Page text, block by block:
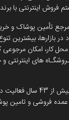
فروش اینترنتی با
مرجع تأمین پوشاک و
بازارها، بیشترین
های اینترنتی
اینکه با پشتوانه و
عمده فروشی و تامین